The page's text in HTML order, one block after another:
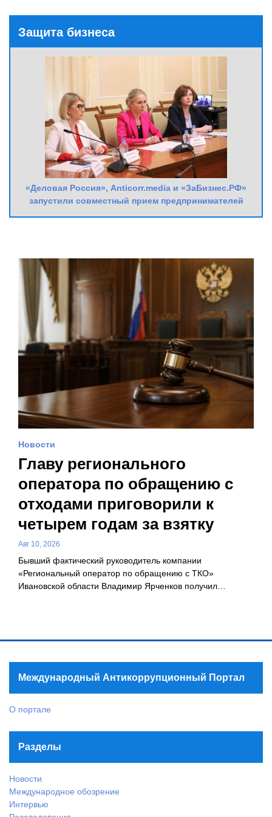
Защита бизнеса
«Деловая Россия», Anticorr.media и «ЗаБизнес.РФ»
запустили совместный прием предпринимателей
Новости
Главу регионального
оператора по обращению с
отходами приговорили к
четырем годам за взятку
Авг 10, 2026
Бывший фактический руководитель компании
«Региональный оператор по обращению с ТКО»
Ивановской области Владимир Ярченков получил…
Международный Антикоррупционный Портал
О портале
Разделы
Новости
Международное обозрение
Интервью